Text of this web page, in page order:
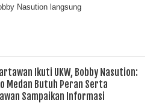
Nasution langsung
Ikuti UKW, Bobby Nasution:
Medan Butuh Peran Serta
Sampaikan Informasi